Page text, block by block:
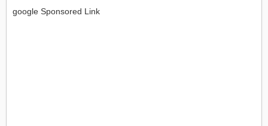
google Sponsored Link